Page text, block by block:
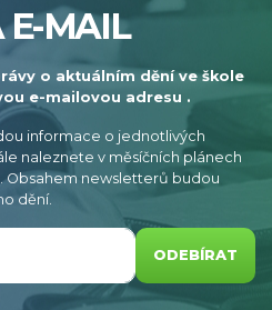
E-MAIL
o aktuálním dění ve škole
e-mailovou adresu .
informace o jednotlivých
naleznete v měsíčních plánech
Obsahem newsletterů budou
dění.
ODEBÍRAT